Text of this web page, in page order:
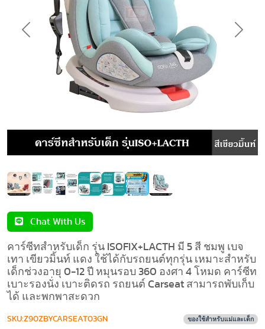
Previous Next
Chat With Us
คาร์ซีทสำหรับเด็ก รุ่น ISOFIX+LACTH มี 5 สี ชมพู เบจ
เทา เขียวมิ้นท์ แดง ใช้ได้กับรถยนต์ทุกรุ่น เหมาะสำหรับ
เด็กช่วงอายุ 0-12 ปี หมุนรอบ 360 องศา 4 โหมด คาร์ซีท
เบาะรองนั่ง เบาะติดรถ รถยนต์ Carseat สามารถพับเก็บ
ได้ และพกพาสะดวก
SKU:Z90ZBYCARSEAT03GN ของใช้สำหรับแม่และเด็ก